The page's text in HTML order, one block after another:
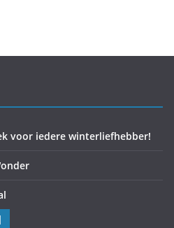
voor iedere winterliefhebber!